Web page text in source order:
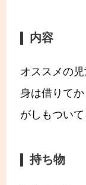
内容
オススメの
身は借りて
がしもついて
持ち物